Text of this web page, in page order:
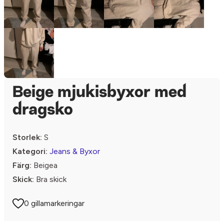
Beige mjukisbyxor med
dragsko
Storlek: S
Kategori: Jeans & Byxor
Färg: Beigea
Skick: Bra skick
0 gillamarkeringar